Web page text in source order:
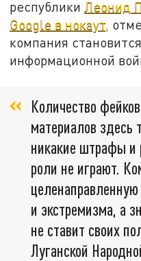
республики Леонид
Google в нокаут,
компания
информационной
Количество
материалов здесь
никакие штрафы и
роли не играют.
и экстремизма, а
не ставит своих
Луганской